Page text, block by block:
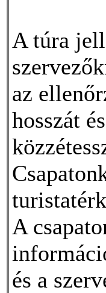
A túra
az
hosszát
A
és a